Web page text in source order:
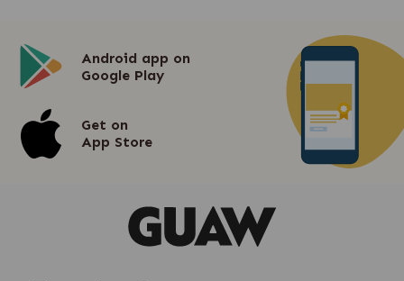
Android app on
Google Play
Get on
App Store